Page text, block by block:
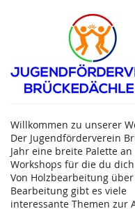
Willkommen zu unserer
Der Jugendförderverein
Jahr eine breite Palette an
Workshops für die du
Von Holzbearbeitung
Bearbeitung gibt es viele
interessante Themen zur